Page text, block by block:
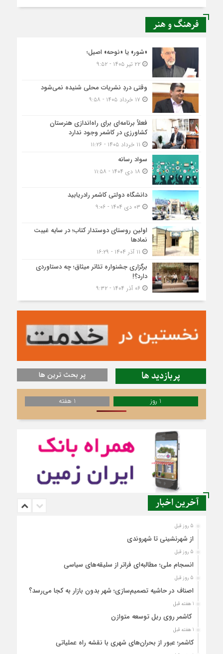
فرهنگ و هنر
«شور» یا «نوحه» اصیل؛
۲۲ تیر ۱۴۰۵ - ۹:۵۲
وقتی دردِ نشریات محلی شنیده نمی‌شود
فعلاً برنامه‌ای برای راه‌اندازی هنرستان
کشاورزی در کاشمر وجود ندارد
سواد رسانه
دانشگاه دولتی کاشمر‌ رادریابید
اولین روستای دوستدار کتاب؛ در سایه غیبت
نمادها
برگزاری جشنواره تئاتر میثاق؛ چه دستاوردی
دارد؟!
۰۶ آذر ۱۴۰۴ - ۹:۳۲
پربازدید ها پر بحث ترین ها
1 روز 1 هفته
آخرین اخبار
5 روز قبل
از شهرنشینی تا شهروندی
5 روز قبل
انسجام ملی؛ مطالبه‌ای فراتر از سلیقه‌های سیاسی
5 روز قبل
اصناف در حاشیه تصمیم‌سازی؛ شهر بدون بازار به کجا می‌رسد؟
1 هفته قبل
کاشمر روی ریل توسعه متوازن
1 هفته قبل
کاشمر؛ عبور از بحران‌های شهری با نقشه راه عملیاتی